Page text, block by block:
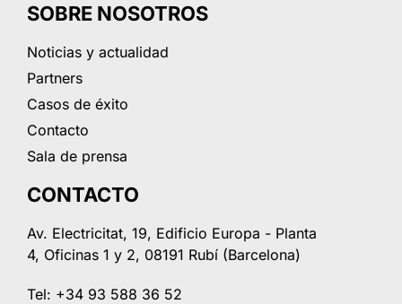
SOBRE NOSOTROS
Noticias y actualidad
Partners
Casos de éxito
Contacto
Sala de prensa
CONTACTO
Av. Electricitat, 19, Edificio Europa - Planta
4, Oficinas 1 y 2, 08191 Rubí (Barcelona)
Tel: +34 93 588 36 52